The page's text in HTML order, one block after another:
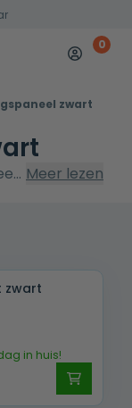
Mijn 0
zwart
Meer lezen
zwart
in huis!